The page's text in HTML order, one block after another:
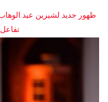
ظهور جديد لشيرين عبد
تفاعل